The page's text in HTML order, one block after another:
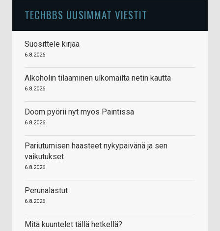
TECHBBS UUSIMMAT VIESTIT
Suosittele kirjaa
6.8.2026
Alkoholin tilaaminen ulkomailta netin kautta
6.8.2026
Doom pyörii nyt myös Paintissa
6.8.2026
Pariutumisen haasteet nykypäivänä ja sen
vaikutukset
6.8.2026
Perunalastut
6.8.2026
Mitä kuuntelet tällä hetkellä?